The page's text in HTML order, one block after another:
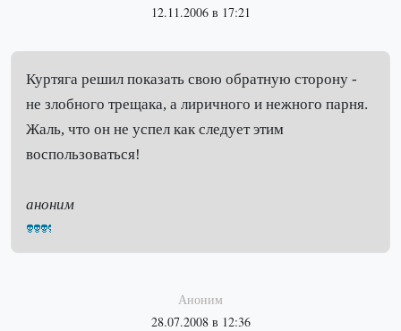
12.11.2006 в 17:21
Куртяга решил показать свою обратную сторону -
не злобного трещака, а лиричного и нежного парня.
Жаль, что он не успел как следует этим
воспользоваться!
аноним
Аноним
28.07.2008 в 12:36